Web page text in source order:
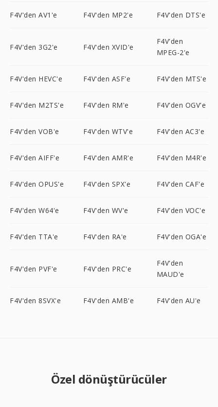
F4V'den AV1'e F4V'den MP2'e F4V'den DTS'e
F4V'den 3G2'e F4V'den XVID'e
F4V'den
MPEG-2'e
F4V'den HEVC'e F4V'den ASF'e F4V'den MTS'e
F4V'den M2TS'e F4V'den RM'e F4V'den OGV'e
F4V'den VOB'e F4V'den WTV'e F4V'den AC3'e
F4V'den AIFF'e F4V'den AMR'e F4V'den M4R'e
F4V'den OPUS'e F4V'den SPX'e F4V'den CAF'e
F4V'den W64'e F4V'den WV'e F4V'den VOC'e
F4V'den TTA'e F4V'den RA'e F4V'den OGA'e
F4V'den PVF'e F4V'den PRC'e
F4V'den
MAUD'e
F4V'den 8SVX'e F4V'den AMB'e F4V'den AU'e
Özel dönüştürücüler